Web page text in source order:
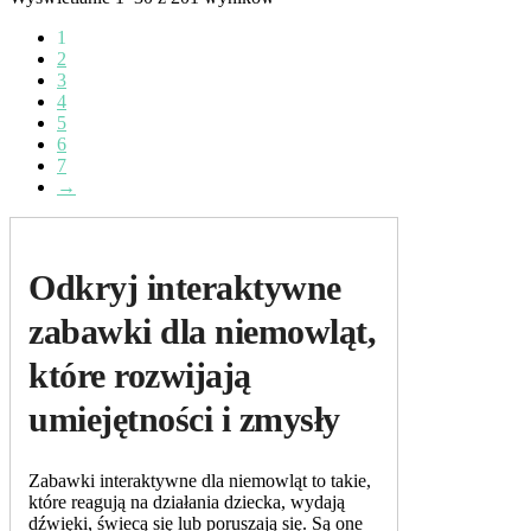
1
2
3
4
5
6
7
→
Odkryj interaktywne
zabawki dla niemowląt,
które rozwijają
umiejętności i zmysły
Zabawki interaktywne dla niemowląt to takie,
które reagują na działania dziecka, wydają
dźwięki, świecą się lub poruszają się. Są one